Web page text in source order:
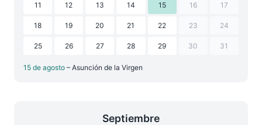
11 12 13 14 15 16 17
18 19 20 21 22 23 24
25 26 27 28 29 30 31
15 de agosto – Asunción de la Virgen
Septiembre